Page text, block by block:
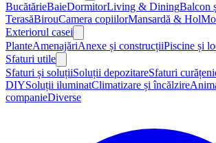
BucătărieBaieDormitorLiving & DiningBalcon
TerasăBirouCamera copiilorMansardă & Hol
Exteriorul casei
PlanteAmenajăriAnexe și construcțiiPiscine și
Sfaturi utile
Sfaturi și soluțiiSoluții depozitareSfaturi
DIYSoluții iluminatClimatizare și încălzire
companieDiverse